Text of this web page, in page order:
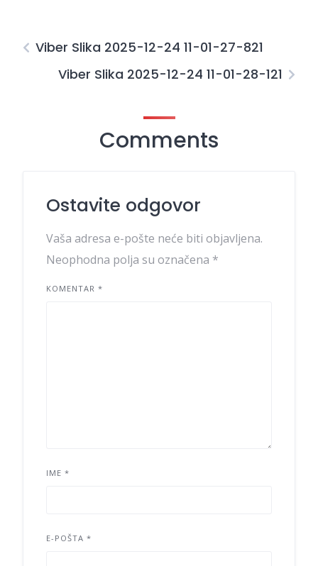
Viber Slika 2025-12-24 11-01-27-821
Viber Slika 2025-12-24 11-01-28-121
Comments
Ostavite odgovor
Vaša adresa e-pošte neće biti objavljena.
Neophodna polja su označena *
KOMENTAR *
IME *
E-POŠTA *